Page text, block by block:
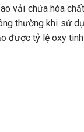
vải chứa hóa
thường khi sử
được tỷ lệ oxy